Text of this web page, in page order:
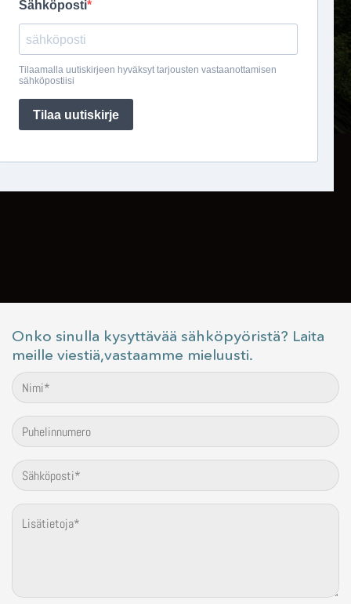
Onko sinulla kysyttävää sähköpyöristä? Laita
meille viestiä,vastaamme mieluusti.